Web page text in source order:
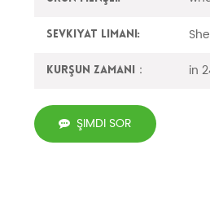
Sevkiyat Limanı:
Kurşun zamanı： in
ŞIMDI SOR